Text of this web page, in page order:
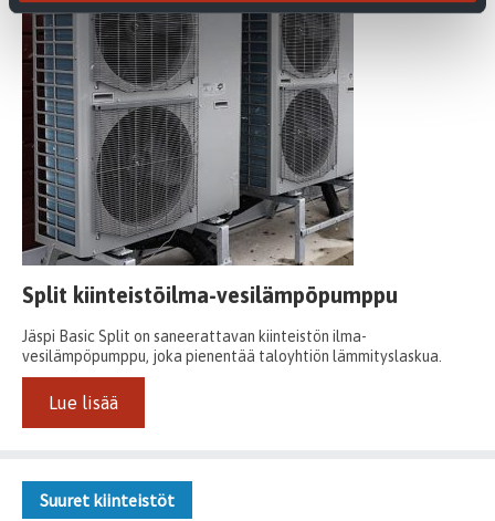
Split kiinteistöilma-vesilämpöpumppu
Jäspi Basic Split on saneerattavan kiinteistön ilma-
vesilämpöpumppu, joka pienentää taloyhtiön lämmityslaskua.
Lue lisää
Suuret kiinteistöt